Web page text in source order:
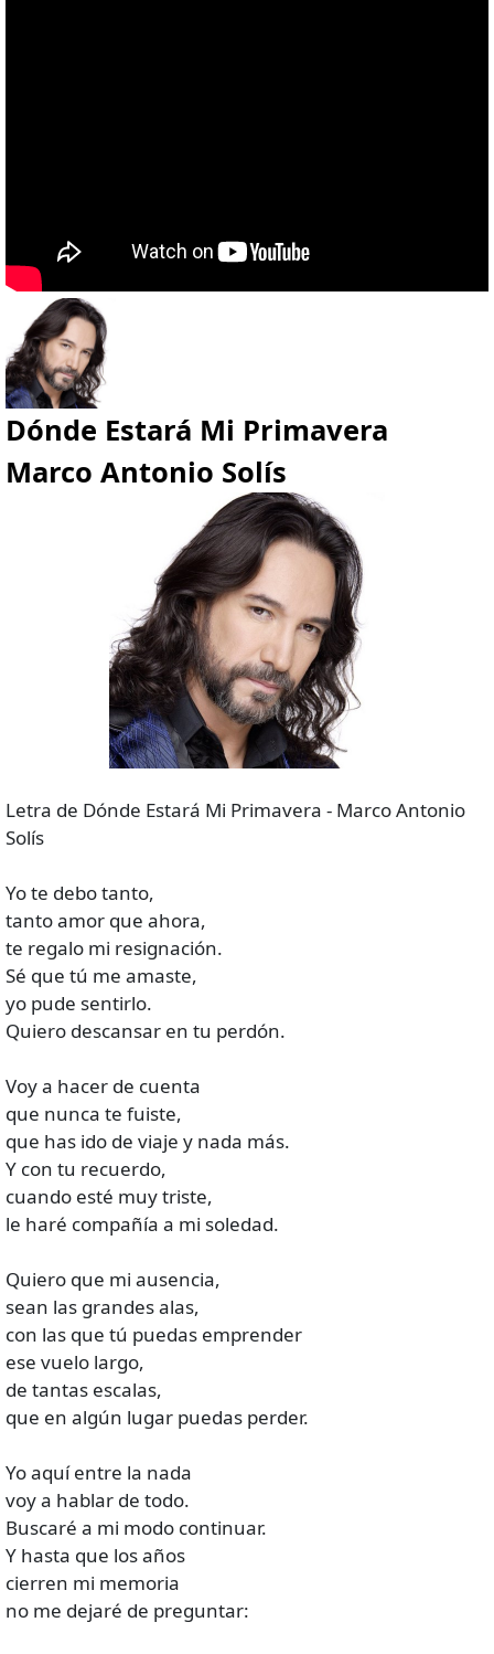
Dónde Estará Mi Primavera
Marco Antonio Solís
Letra de Dónde Estará Mi Primavera - Marco Antonio
Solís
Yo te debo tanto,
tanto amor que ahora,
te regalo mi resignación.
Sé que tú me amaste,
yo pude sentirlo.
Quiero descansar en tu perdón.
Voy a hacer de cuenta
que nunca te fuiste,
que has ido de viaje y nada más.
Y con tu recuerdo,
cuando esté muy triste,
le haré compañía a mi soledad.
Quiero que mi ausencia,
sean las grandes alas,
con las que tú puedas emprender
ese vuelo largo,
de tantas escalas,
que en algún lugar puedas perder.
Yo aquí entre la nada
voy a hablar de todo.
Buscaré a mi modo continuar.
Y hasta que los años
cierren mi memoria
no me dejaré de preguntar: